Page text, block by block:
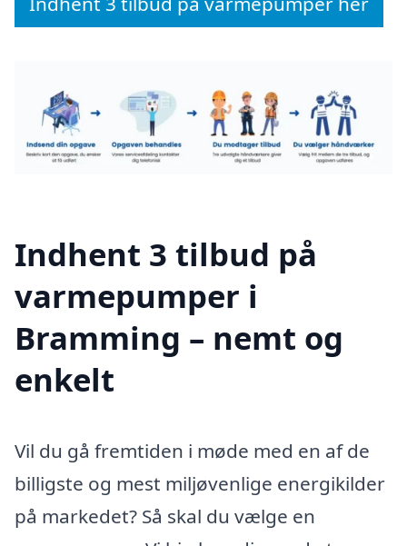
Indhent 3 tilbud på
varmepumper i
Bramming – nemt og
enkelt
Vil du gå fremtiden i møde med en af de
billigste og mest miljøvenlige energikilder
på markedet? Så skal du vælge en